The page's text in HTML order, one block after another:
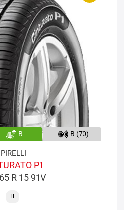
B B (70)
PIRELLI
P1
R 15 91V
TL